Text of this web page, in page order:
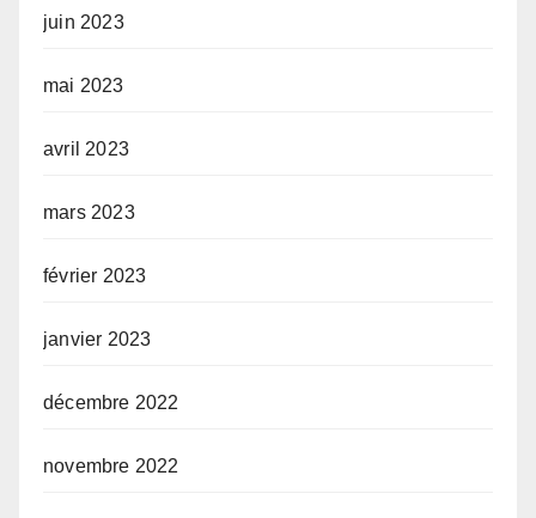
juin 2023
mai 2023
avril 2023
mars 2023
février 2023
janvier 2023
décembre 2022
novembre 2022